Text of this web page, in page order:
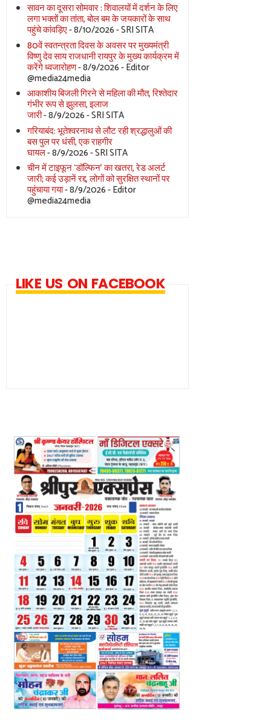
सावन का दूसरा सोमवार : शिवालयों में दर्शन के लिए
लगा भक्तों का तांता, बोल बम के जयकारों के साथ
पहुंचे कांवड़िए- 8/10/2026- SRI SITA
80वें स्वतन्त्रता दिवस के अवसर पर मुख्यमंत्री
विष्णु देव साय राजधानी रायपुर के मुख्य कार्यक्रम में
करेंगे ध्वजारोहण- 8/9/2026- Editor
@media24media
आकाशीय बिजली गिरने से महिला की मौत, रिश्तेदार
गंभीर रूप से झुलसा, इलाज
जारी- 8/9/2026- SRI SITA
गरियाबंद: भूतेश्वरनाथ से लौट रही श्रद्धालुओं की
बस पुल पर धंसी, एक राहगीर
घायल- 8/9/2026- SRI SITA
चीन में टाइफून ‘डॉल्फिन’ का खतरा, रेड अलर्ट
जारी; कई उड़ानें रद्द, लोगों को सुरक्षित स्थानों पर
पहुंचाया गया- 8/9/2026- Editor
@media24media
LIKE US ON FACEBOOK